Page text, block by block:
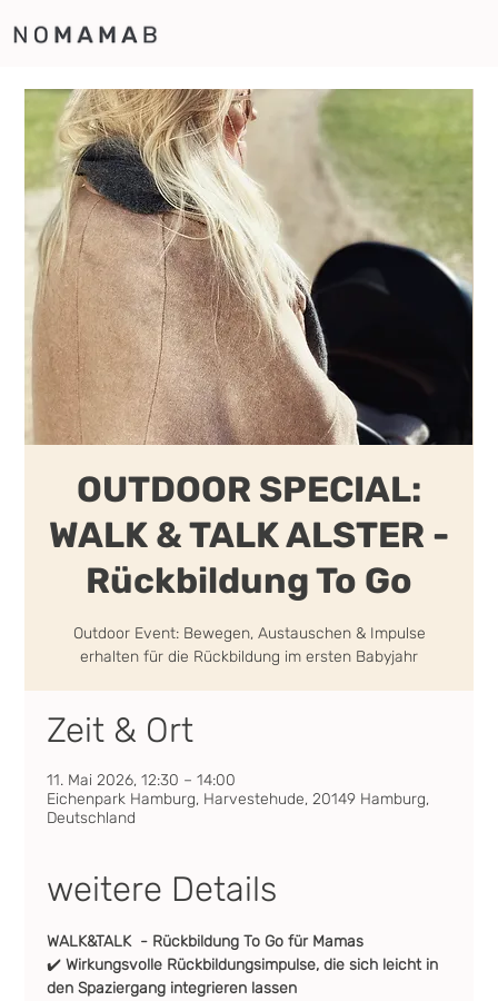
OUTDOOR SPECIAL:
WALK & TALK ALSTER -
Rückbildung To Go
Outdoor Event: Bewegen, Austauschen & Impulse
erhalten für die Rückbildung im ersten Babyjahr
Zeit & Ort
11. Mai 2026, 12:30 – 14:00
Eichenpark Hamburg, Harvestehude, 20149 Hamburg,
Deutschland
weitere Details
WALK&TALK  - Rückbildung To Go für Mamas
✔️ Wirkungsvolle Rückbildungsimpulse, die sich leicht in
den Spaziergang integrieren lassen